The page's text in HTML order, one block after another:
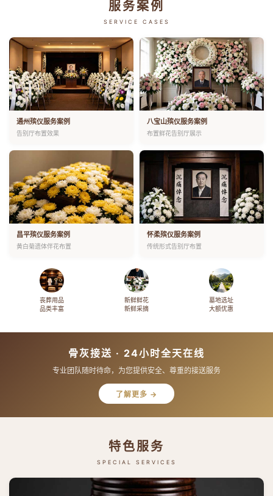
服务案例
SERVICE CASES
通州殡仪服务案例
告别厅布置效果
八宝山殡仪服务案例
布置鲜花告别厅展示
昌平殡仪服务案例
黄白菊遗体伴花布置
怀柔殡仪服务案例
传统形式告别厅布置
丧葬用品
品类丰富
新鲜鲜花
新鲜采摘
墓地选址
大额优惠
骨灰接送 · 24小时全天在线
专业团队随时待命，为您提供安全、尊重的接送服务
了解更多 →
特色服务
SPECIAL SERVICES